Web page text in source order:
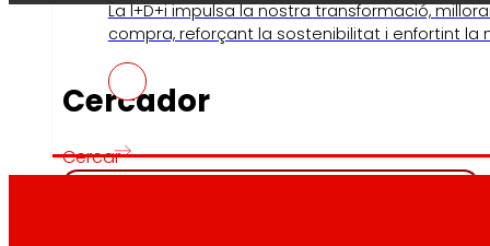
La l+D+i impulsa la nostra transformació,
compra, reforçant la sostenibilitat i enfortint la
Cercador
Cercar